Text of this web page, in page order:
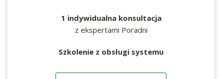
1 indywidualna konsultacja
z ekspertami Poradni
Szkolenie z obsługi systemu